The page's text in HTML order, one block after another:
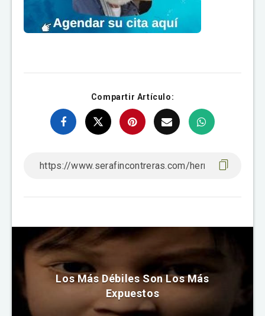
Compartir Artículo:
Los Más Débiles Son Los Más
Expuestos